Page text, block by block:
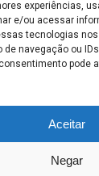
experiências,
e/ou acessar
tecnologias
navegação ou
pode
Aceitar
Negar
como boletins de
recomendações
Bolsa de